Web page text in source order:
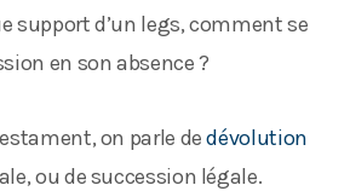
support d’un legs, comment se
en son absence ?
on parle dedévolution
ou de succession légale.